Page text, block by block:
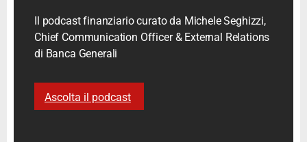
Il podcast finanziario curato da Michele Seghizzi,
Chief Communication Officer & External Relations
di Banca Generali
Ascolta il podcast